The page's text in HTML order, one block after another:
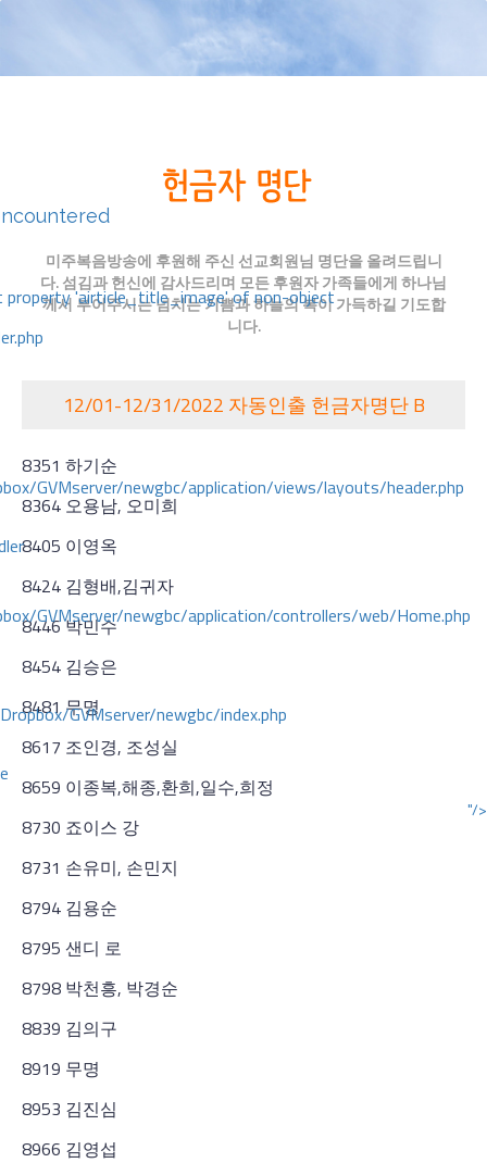
property 'airticle_title_image' of non-object
GVMserver/newgbc/application/views/layouts/header.php
GVMserver/newgbc/application/controllers/web/Home.php
GVMserver/newgbc/index.php
"/>
미주복음방송에 후원해 주신 선교회원님 명단을 올려드립니
다. 섬김과 헌신에 감사드리며 모든 후원자 가족들에게 하나님
께서 부어주시는 넘치는 기쁨과 하늘의 복이 가득하길 기도합
니다.
12/01-12/31/2022 자동인출 헌금자명단 B
8351 하기순
8364 오용남, 오미희
8405 이영옥
8424 김형배,김귀자
8446 박민수
8454 김승은
8481 무명
8617 조인경, 조성실
8659 이종복,해종,환희,일수,희정
8730 죠이스 강
8731 손유미, 손민지
8794 김용순
8795 샌디 로
8798 박천흥, 박경순
8839 김의구
8919 무명
8953 김진심
8966 김영섭